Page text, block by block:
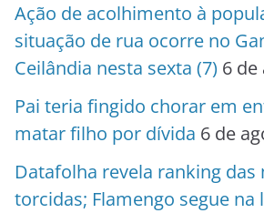
Ação de acolhimento à
situação de rua ocorre no
Ceilândia nesta sexta (7) 6 de
Pai teria fingido chorar em
matar filho por dívida 6 de
Datafolha revela ranking das
torcidas; Flamengo segue na